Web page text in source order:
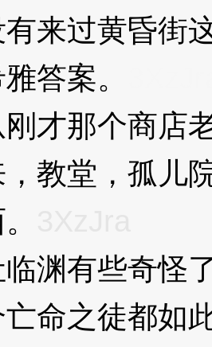
过黄昏街这
答案。
那个商店老
教堂，孤儿
有些奇怪了
命之徒都如